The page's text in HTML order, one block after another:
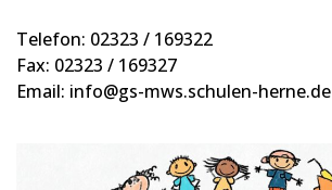
Telefon: 02323 / 169322
Fax: 02323 / 169327
Email: info@gs-mws.schulen-herne.de